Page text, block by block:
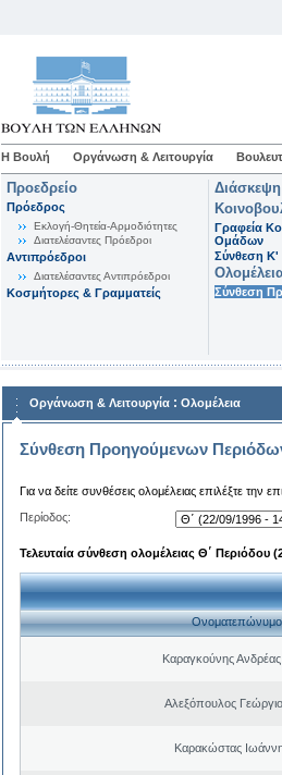
Η Βουλή Οργάνωση & Λειτουργία
Προεδρείο
Πρόεδρος
Εκλογή-Θητεία-Αρμοδιότητες
Διατελέσαντες Πρόεδροι
Αντιπρόεδροι
Διατελέσαντες Αντιπρόεδροι
Κοσμήτορες & Γραμματείς
Γραφεία
Ομάδων
Σύνθεση K'
Σύνθεση
Οργάνωση & Λειτουργία : Ολομέλεια
Σύνθεση Προηγούμενων
Για να δείτε συνθέσεις ολομέλειας επιλέξτε την
Περίοδος:
Τελευταία σύνθεση ολομέλειας Θ΄ Περιόδου
Ονοματεπώνυμο
Καραγκούνης Ανδρέας
Αλεξόπουλος
Καρακώστας